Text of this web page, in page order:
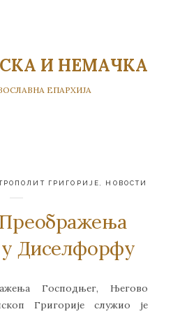
И НЕМАЧКА
ЕПАРХИЈА
ГРИГОРИЈЕ НОВОСТИ
Диселфорфу
Господњег, Његово
Григорије служио је